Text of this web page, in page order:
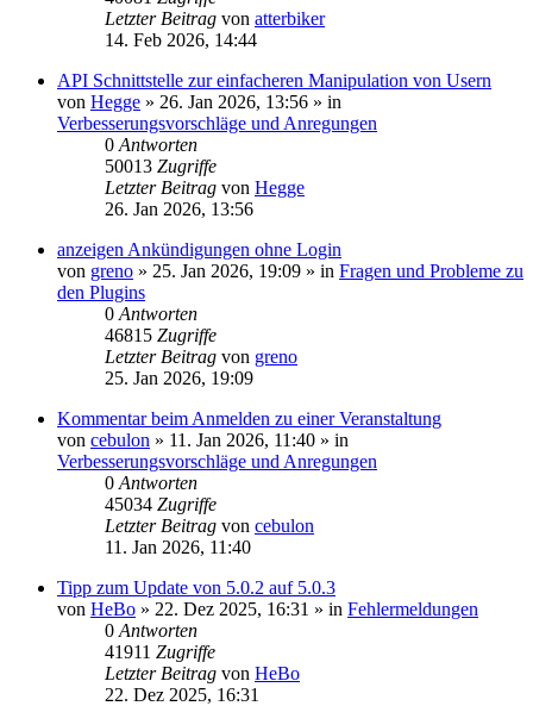
Letzter Beitrag von atterbiker
14. Feb 2026, 14:44
API Schnittstelle zur einfacheren Manipulation von Usern
von Hegge » 26. Jan 2026, 13:56 » in
Verbesserungsvorschläge und Anregungen
0 Antworten
50013 Zugriffe
Letzter Beitrag von Hegge
26. Jan 2026, 13:56
anzeigen Ankündigungen ohne Login
von greno » 25. Jan 2026, 19:09 » in Fragen und Probleme zu
den Plugins
0 Antworten
46815 Zugriffe
Letzter Beitrag von greno
25. Jan 2026, 19:09
Kommentar beim Anmelden zu einer Veranstaltung
von cebulon » 11. Jan 2026, 11:40 » in
Verbesserungsvorschläge und Anregungen
0 Antworten
45034 Zugriffe
Letzter Beitrag von cebulon
11. Jan 2026, 11:40
Tipp zum Update von 5.0.2 auf 5.0.3
von HeBo » 22. Dez 2025, 16:31 » in Fehlermeldungen
0 Antworten
41911 Zugriffe
Letzter Beitrag von HeBo
22. Dez 2025, 16:31